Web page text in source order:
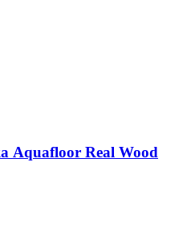
Aquafloor Real Wood